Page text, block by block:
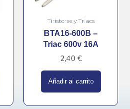
Tiristores y Triacs
BTA16-600B –
Triac 600v 16A
2,40 €
Añadir al carrito